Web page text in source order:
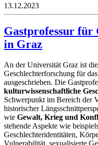
13.12.2023
Gastprofessur für
in Graz
An der Universität Graz ist
Geschlechterforschung für
ausgeschrieben. Die
kulturwissenschaftliche
Schwerpunkt im Bereich der
historischer
wie Gewalt, Krieg und
stehende Aspekte wie
Geschlechteridentitäten,
Vulnerabilität, sexualisierte